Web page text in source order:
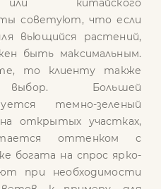
или китайского
советуют, что если
вьющийся растений,
быть максимальным.
то клиенту также
выбор. Большей
темно-зеленый
открытых участках,
оттенком с
богата на спрос ярко-
при необходимости